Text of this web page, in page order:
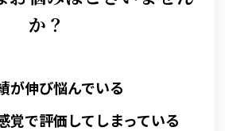
か？
が伸び悩んでいる
覚で評価してしまっている